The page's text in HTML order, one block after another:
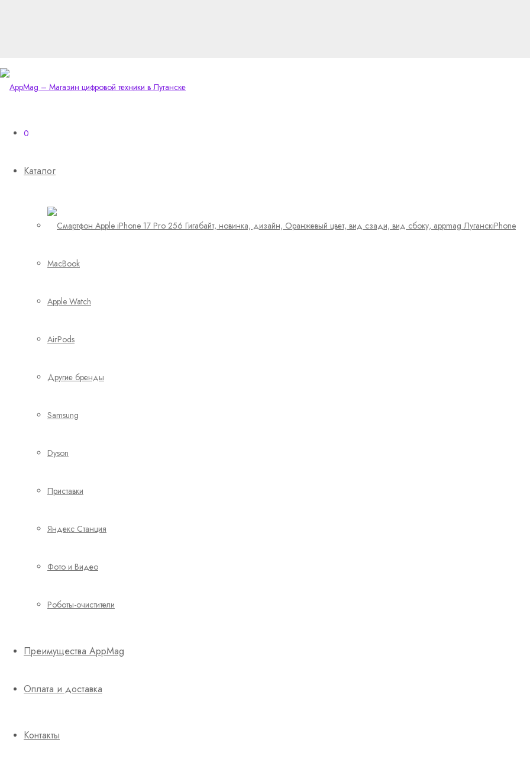
0
Каталог
iPhone
MacBook
Apple Watch
AirPods
Другие бренды
Samsung
Dyson
Приставки
Яндекс Станция
Фото и Видео
Роботы-очистители
Преимущества AppMag
Оплата и доставка
Контакты